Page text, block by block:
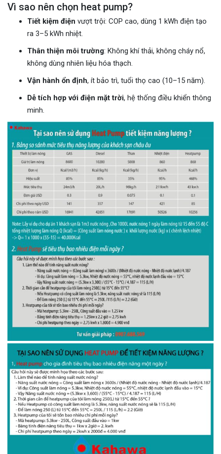
Vì sao nên chọn heat pump?
Tiết kiệm điện vượt trội: COP cao, dùng 1 kWh điện tạo
ra 3–5 kWh nhiệt.
Thân thiện môi trường: Không khí thải, không cháy nổ,
không dùng nhiên liệu hóa thạch.
Vận hành ổn định, ít bảo trì, tuổi thọ cao (10–15 năm).
Dễ tích hợp với điện mặt trời, hệ thống điều khiển thông
minh.